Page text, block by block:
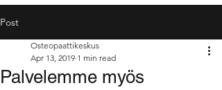
Post
Palvelemme myös
Osteopaattikeskus
Apr 13, 2019 1 min read